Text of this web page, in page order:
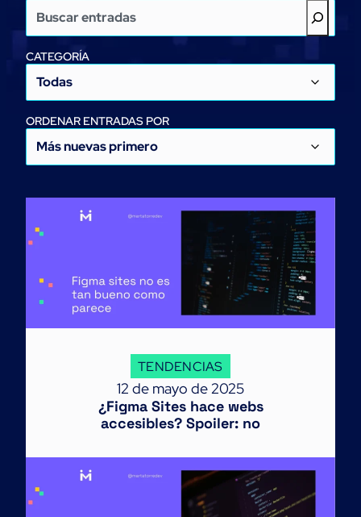
CATEGORÍA
ORDENAR ENTRADAS POR
TENDENCIAS
12 de mayo de 2025
¿Figma Sites hace webs
accesibles? Spoiler: no